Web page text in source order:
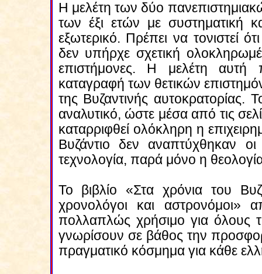
Η μελέτη των δύο
των έξι ετών με συστηματική
εξωτερικό. Πρέπει να τονιστεί
δεν υπήρχε σχετική
επιστήμονες. Η μελέτη αυτή
καταγραφή των θετικών
της Βυζαντινής αυτοκρατορίας.
αναλυτικό, ώστε μέσα από τις
καταρριφθεί ολόκληρη η
Βυζάντιο δεν αναπτύχθηκαν
τεχνολογία, παρά μόνο η
Το βιβλίο «Στα χρόνια του
χρονολόγοι και αστρονόμοι»
πολλαπλώς χρήσιμο για όλους
γνωρίσουν σε βάθος την
πραγματικό κόσμημα για κάθε